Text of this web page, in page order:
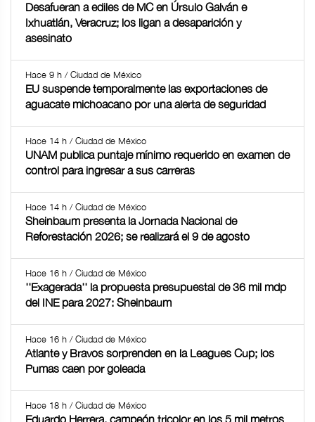
Desafueran a ediles de MC en Úrsulo Galván e
Ixhuatlán, Veracruz; los ligan a desaparición y
asesinato
Hace 9 h / Ciudad de México
EU suspende temporalmente las exportaciones de
aguacate michoacano por una alerta de seguridad
Hace 14 h / Ciudad de México
UNAM publica puntaje mínimo requerido en examen de
control para ingresar a sus carreras
Hace 14 h / Ciudad de México
Sheinbaum presenta la Jornada Nacional de
Reforestación 2026; se realizará el 9 de agosto
Hace 16 h / Ciudad de México
''Exagerada'' la propuesta presupuestal de 36 mil mdp
del INE para 2027: Sheinbaum
Hace 16 h / Ciudad de México
Atlante y Bravos sorprenden en la Leagues Cup; los
Pumas caen por goleada
Hace 18 h / Ciudad de México
Eduardo Herrera, campeón tricolor en los 5 mil metros